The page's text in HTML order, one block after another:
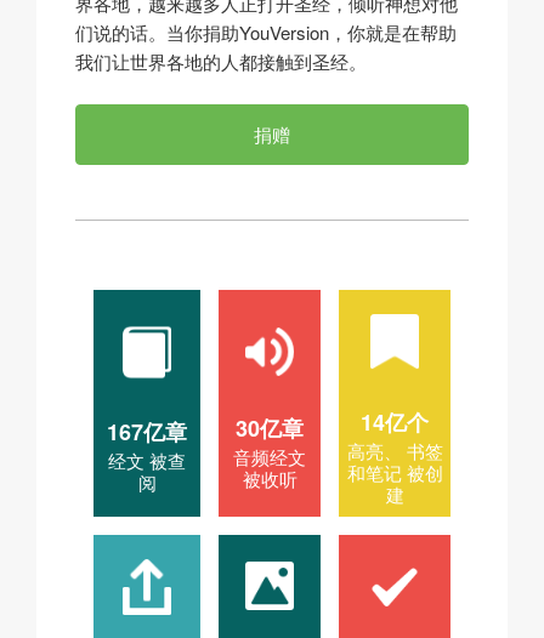
们说的话。当你捐助YouVersion，你就是在帮助
我们让世界各地的人都接触到圣经。
捐赠
167亿章
经文 被查
阅
30亿章
音频经文
被收听
14亿个
高亮、 书签
和笔记 被创
建